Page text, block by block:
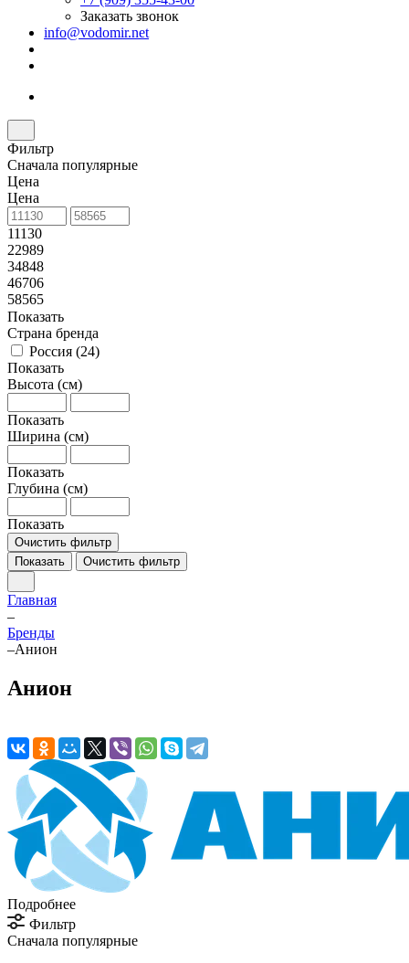
Заказать звонок
info@vodomir.net
Фильтр
Сначала популярные
Цена
Цена
11130
22989
34848
46706
58565
Показать
Страна бренда
Россия (24)
Показать
Высота (см)
Показать
Ширина (см)
Показать
Глубина (см)
Показать
Очистить фильтр
Показать
Очистить фильтр
Главная
–
Бренды
–Анион
Анион
Подробнее
Фильтр
Сначала популярные